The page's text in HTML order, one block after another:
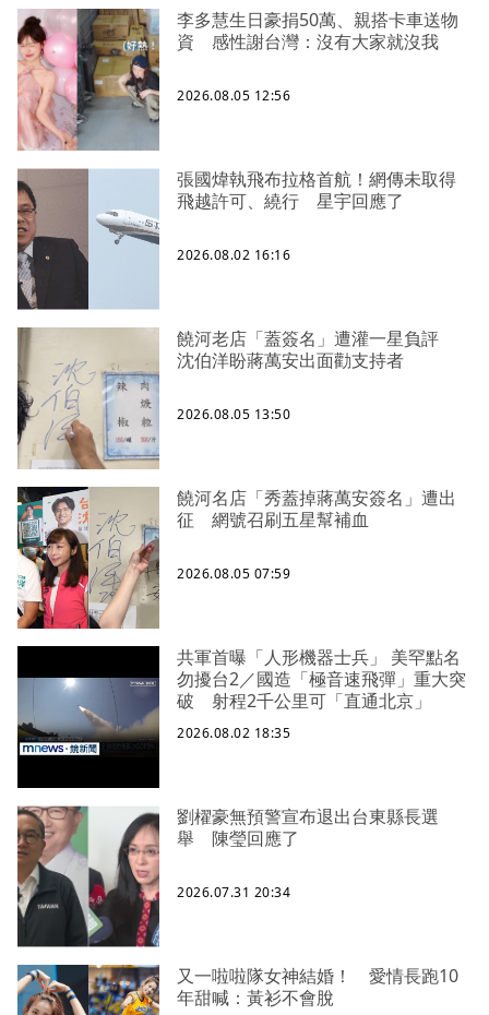
李多慧生日豪捐50萬、親搭卡車送物
資 感性謝台灣：沒有大家就沒我
2026.08.05 12:56
張國煒執飛布拉格首航！網傳未取得
飛越許可、繞行 星宇回應了
2026.08.02 16:16
饒河老店「蓋簽名」遭灌一星負評
沈伯洋盼蔣萬安出面勸支持者
2026.08.05 13:50
饒河名店「秀蓋掉蔣萬安簽名」遭出
征 網號召刷五星幫補血
2026.08.05 07:59
共軍首曝「人形機器士兵」 美罕點名
勿擾台2／國造「極音速飛彈」重大突
破 射程2千公里可「直通北京」
2026.08.02 18:35
劉櫂豪無預警宣布退出台東縣長選
舉 陳瑩回應了
2026.07.31 20:34
又一啦啦隊女神結婚！ 愛情長跑10
年甜喊：黃衫不會脫